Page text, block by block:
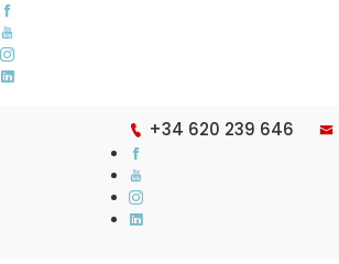
+34 620 239 646